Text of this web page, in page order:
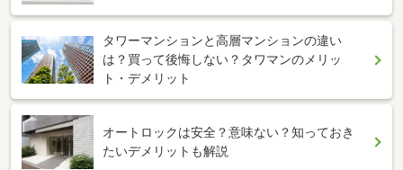
タワーマンションと高層マンションの違い
は？買って後悔しない？タワマンのメリッ
ト・デメリット
オートロックは安全？意味ない？知っておき
たいデメリットも解説